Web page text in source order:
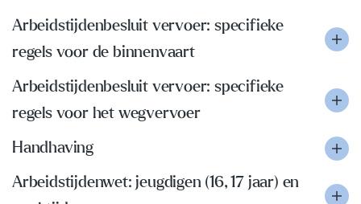
Arbeidstijdenbesluit vervoer: specifieke
regels voor de binnenvaart
Arbeidstijdenbesluit vervoer: specifieke
regels voor het wegvervoer
Handhaving
Arbeidstijdenwet: jeugdigen (16, 17 jaar) en